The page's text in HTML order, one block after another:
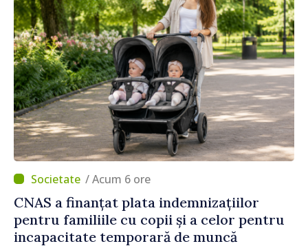
/ Acum 6 ore
CNAS a finanțat plata indemnizațiilor
pentru familiile cu copii și a celor pentru
incapacitate temporară de muncă